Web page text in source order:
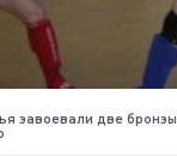
завоевали две